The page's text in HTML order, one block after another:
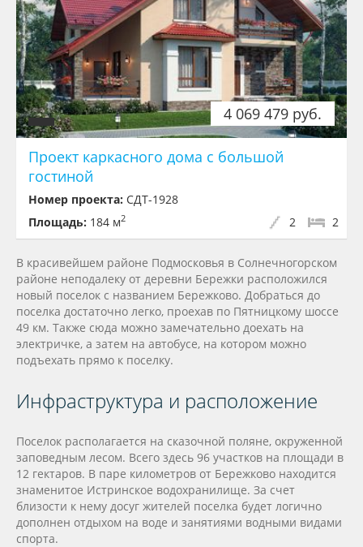
4 069 479 руб.
Проект каркасного дома с большой
гостиной
Номер проекта: СДТ-1928
Площадь: 184 м2 2
2
В красивейшем районе Подмосковья в Солнечногорском
районе неподалеку от деревни Бережки расположился
новый поселок с названием Бережково. Добраться до
поселка достаточно легко, проехав по Пятницкому шоссе
49 км. Также сюда можно замечательно доехать на
электричке, а затем на автобусе, на котором можно
подъехать прямо к поселку.
Инфраструктура и расположение
Поселок располагается на сказочной поляне, окруженной
заповедным лесом. Всего здесь 96 участков на площади в
12 гектаров. В паре километров от Бережково находится
знаменитое Истринское водохранилище. За счет
близости к нему досуг жителей поселка будет логично
дополнен отдыхом на воде и занятиями водными видами
спорта.